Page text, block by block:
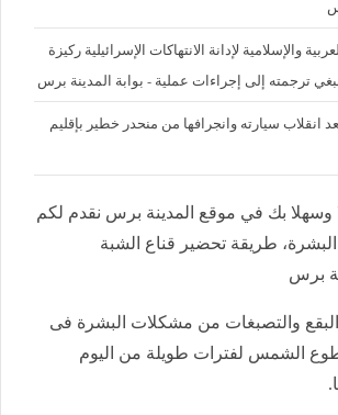
والإسلامية لإدانة الانتهاكات الإسرائيلية ركيزة
ترجمته إلى إجراءات عملية - بوابة المدينة برس
انقلاب سيارته وانجرافها من منحدر خطير بإقليم
وسهلا بك في موقع المدينة برس نقدم لكم
البشرة، طريقة تحضير قناع الشبة
برس
والتصبغات من مشكلات البشرة فى
الشمس لفترات طويلة من اليوم